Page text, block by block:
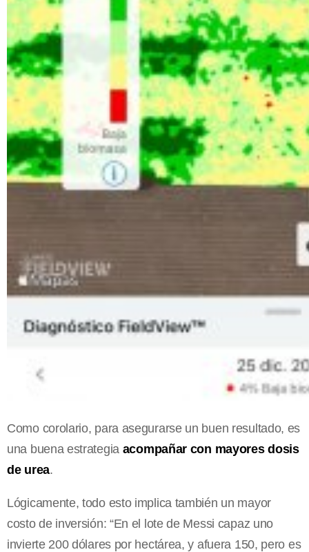
Como corolario, para asegurarse un buen resultado, es
una buena estrategia acompañar con mayores dosis
de urea.
Lógicamente, todo esto implica también un mayor
costo de inversión: “En el lote de Messi capaz uno
invierte 200 dólares por hectárea, y afuera 150, pero es